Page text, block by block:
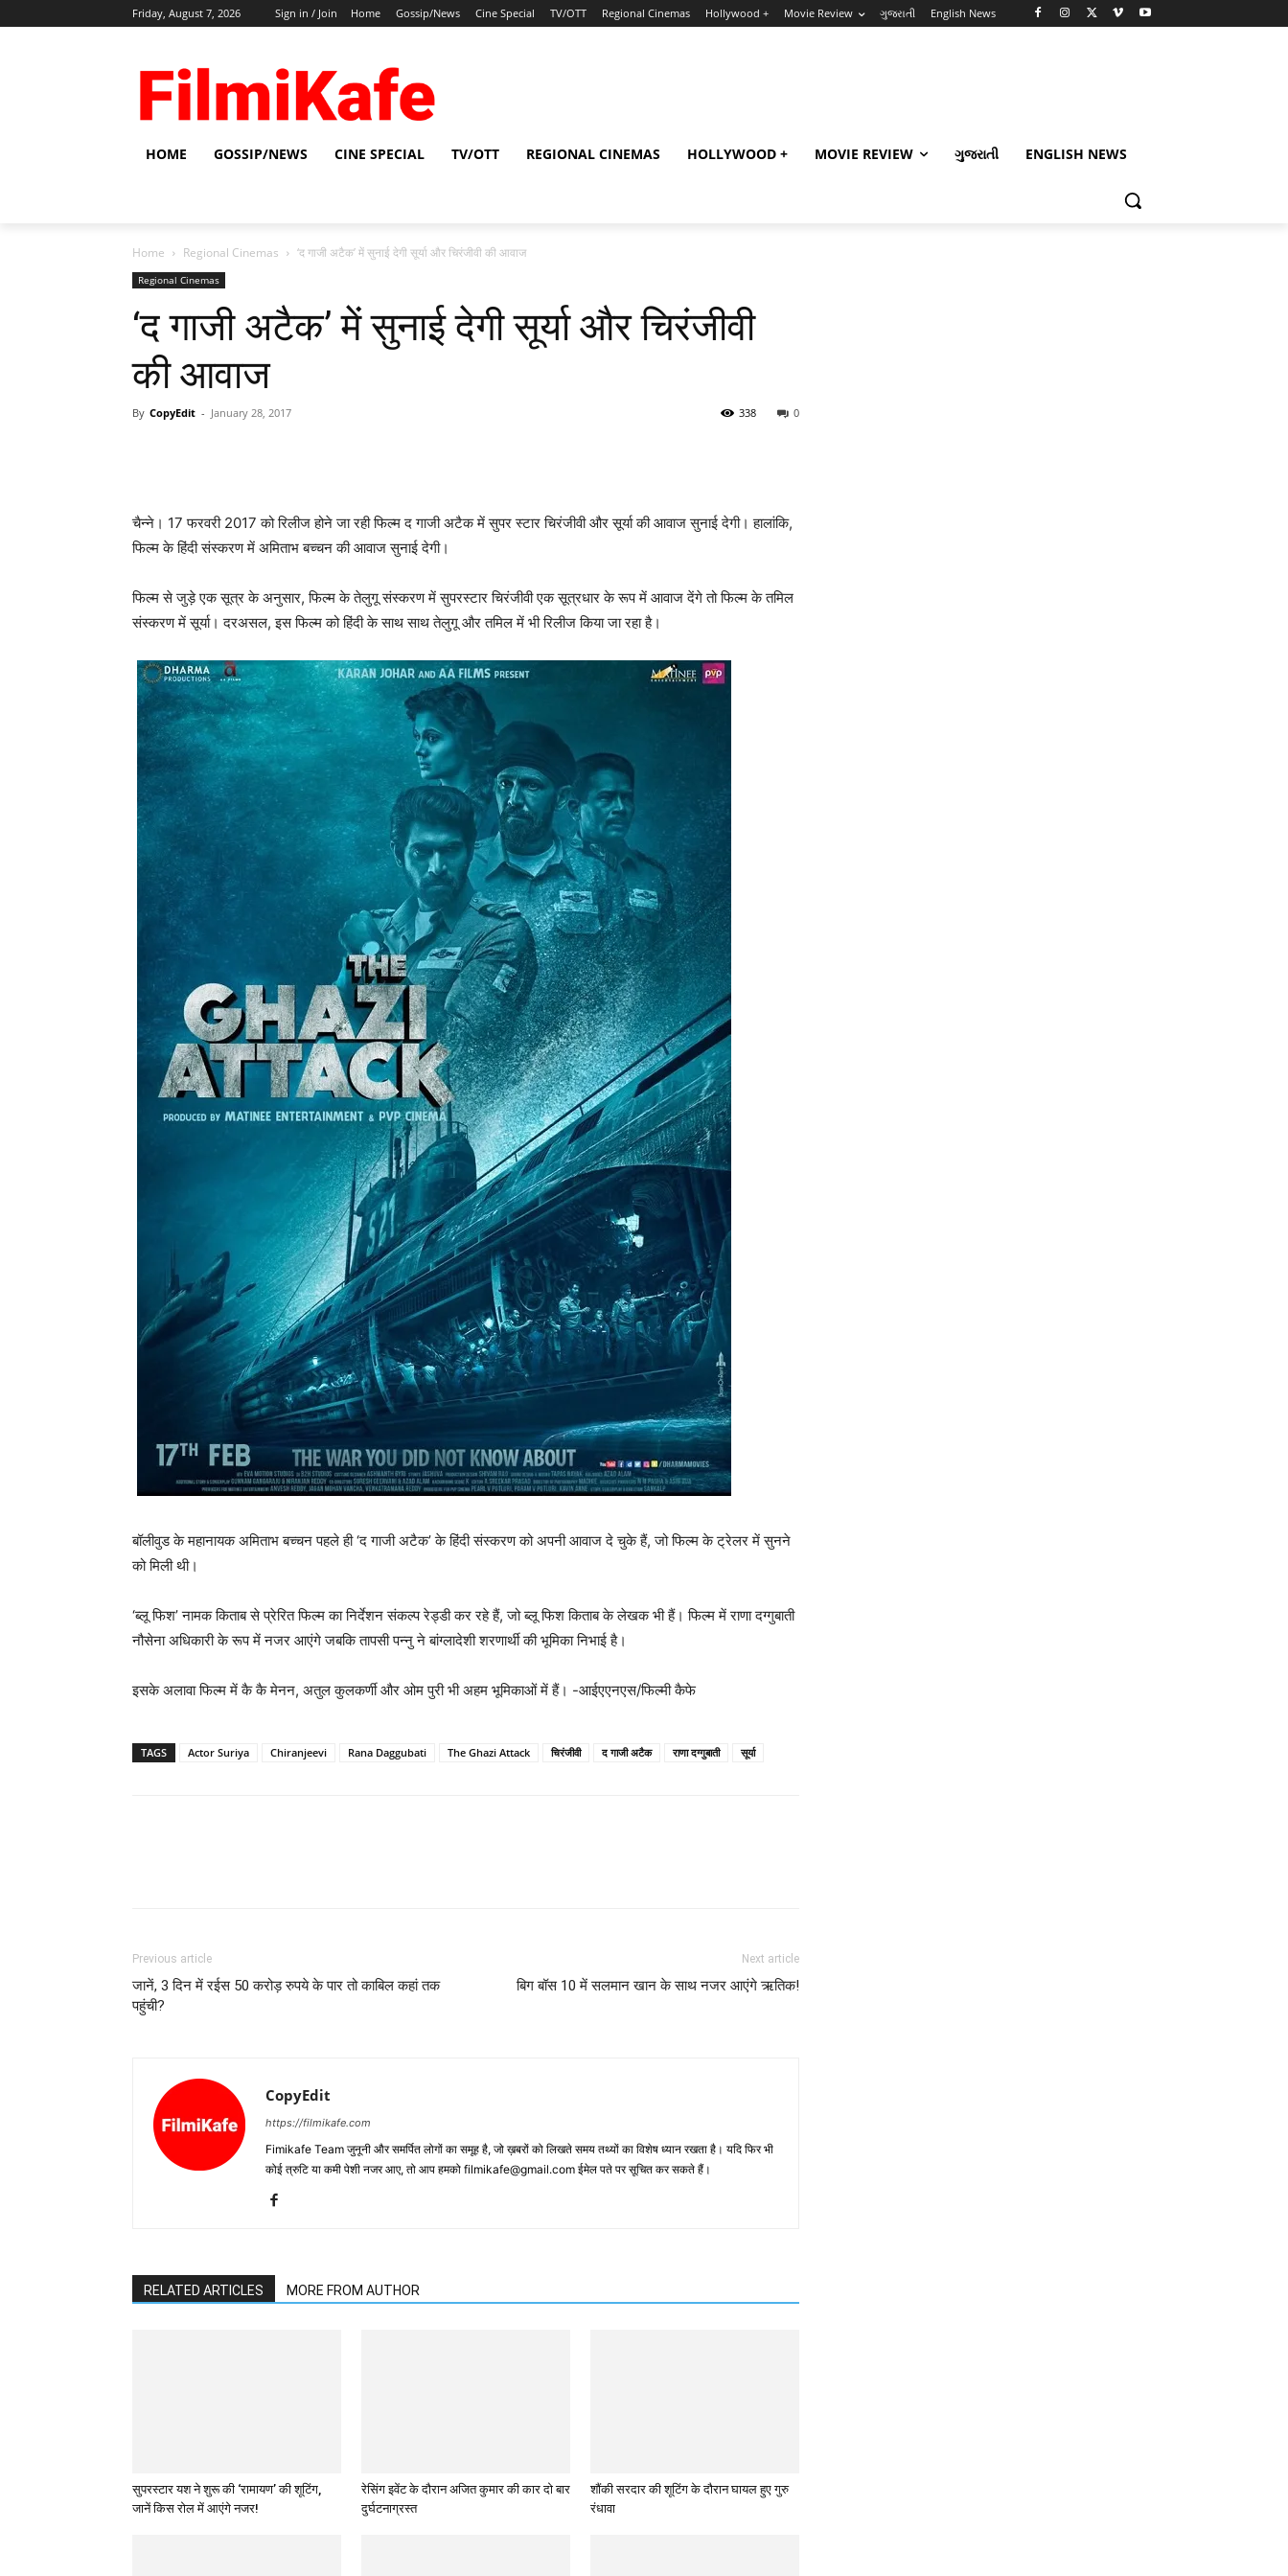
Friday, August 7, 2026 Sign in / Join Home Gossip/News Cine Special TV/OTT Regional Cinemas Hollywood + Movie Review ગુજરાતી English News
HOME GOSSIP/NEWS CINE SPECIAL TV/OTT REGIONAL CINEMAS HOLLYWOOD + MOVIE REVIEW ગુજરાતી ENGLISH NEWS
Home Regional Cinemas ‘द गाजी अटैक’ में सुनाई देगी सूर्या और चिरंजीवी की आवाज
Regional Cinemas
‘द गाजी अटैक’ में सुनाई देगी सूर्या और चिरंजीवी
की आवाज
By CopyEdit - January 28, 2017 0
338
चैन्‍ने। 17 फरवरी 2017 को रिलीज होने जा रही फिल्‍म द गाजी अटैक में सुपर स्‍टार चिरंजीवी और सूर्या की आवाज सुनाई देगी। हालांकि,
फिल्‍म के हिंदी संस्‍करण में अमिताभ बच्‍चन की आवाज सुनाई देगी।
फिल्‍म से जुड़े एक सूत्र के अनुसार, फिल्‍म के तेलुगू संस्‍करण में सुपरस्‍टार चिरंजीवी एक सूत्रधार के रूप में आवाज देंगे तो फिल्‍म के तमिल
संस्‍करण में सूर्या। दरअसल, इस फिल्‍म को हिंदी के साथ साथ तेलुगू और तमिल में भी रिलीज किया जा रहा है।
बॉलीवुड के महानायक अमिताभ बच्चन पहले ही ‘द गाजी अटैक’ के हिंदी संस्करण को अपनी आवाज दे चुके हैं, जो फिल्‍म के ट्रेलर में सुनने
को मिली थी।
‘ब्‍लू फिश’ नामक किताब से प्रेरित फिल्‍म का निर्देशन संकल्‍प रेड्डी कर रहे हैं, जो ब्‍लू फिश किताब के लेखक भी हैं। फिल्‍म में राणा दग्‍गुबाती
नौसेना अधिकारी के रूप में नजर आएंगे जबकि तापसी पन्‍नु ने बांग्‍लादेशी शरणार्थी की भूमिका निभाई है।
इसके अलावा फिल्म में कै कै मेनन, अतुल कुलकर्णी और ओम पुरी भी अहम भूमिकाओं में हैं। -आईएएनएस/फिल्‍मी कैफे
TAGS Actor Suriya Chiranjeevi Rana Daggubati The Ghazi Attack चिरंजीवी द गाजी अटैक राणा दग्‍गुबाती सूर्या
Previous article
जानें, 3 दिन में रईस 50 करोड़ रुपये के पार तो काबिल कहां तक
पहुंची?
Next article
बिग बॉस 10 में सलमान खान के साथ नजर आएंगे ऋतिक!
CopyEdit
https://filmikafe.com
Fimikafe Team जुनूनी और समर्पित लोगों का समूह है, जो ख़बरों को लिखते समय तथ्‍यों का विशेष ध्‍यान रखता है। यदि फिर भी
कोई त्रुटि या कमी पेशी नजर आए, तो आप हमको filmikafe@gmail.com ईमेल पते पर सूचित कर सकते हैं।
RELATED ARTICLES MORE FROM AUTHOR
सुपरस्टार यश ने शुरू की ‘रामायण’ की शूटिंग,
जानें किस रोल में आएंगे नजर!
रेसिंग इवेंट के दौरान अजित कुमार की कार दो बार
दुर्घटनाग्रस्त
शौंकी सरदार की शूटिंग के दौरान घायल हुए गुरु
रंधावा